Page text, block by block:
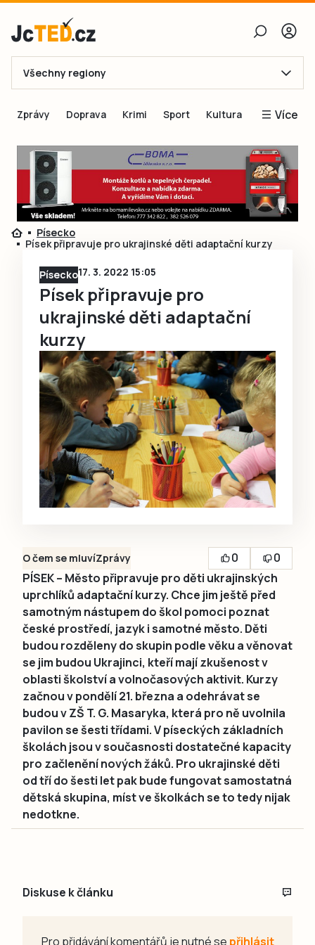
E-mail
Obnovit heslo
Přihlásit se
Ještě nemám účet, chci se
Všechny regiony
Zprávy Doprava Krimi Sport Kultura Více
Blogy
Inspirace
Čtenáři píší
Speciální přílohy
Písecko
Písek připravuje pro ukrajinské děti adaptační kurzy
Písecko17. 3. 2022 15:05
Písek připravuje pro
ukrajinské děti adaptační
kurzy
O čem se mluvíZprávy 0
0
PÍSEK – Město připravuje pro děti ukrajinských
uprchlíků adaptační kurzy. Chce jim ještě před
samotným nástupem do škol pomoci poznat
české prostředí, jazyk i samotné město. Děti
budou rozděleny do skupin podle věku a věnovat
se jim budou Ukrajinci, kteří mají zkušenost v
oblasti školství a volnočasových aktivit. Kurzy
začnou v pondělí 21. března a odehrávat se
budou v ZŠ T. G. Masaryka, která pro ně uvolnila
pavilon se šesti třídami. V píseckých základních
školách jsou v současnosti dostatečné kapacity
pro začlenění nových žáků. Pro ukrajinské děti
od tří do šesti let pak bude fungovat samostatná
dětská skupina, míst ve školkách se to tedy nijak
nedotkne.
Diskuse k článku
Pro přidávání komentářů je nutné se přihlásit